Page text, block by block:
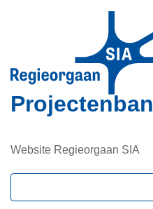
de
inhoud
gaan
Website Regieorgaan SIA